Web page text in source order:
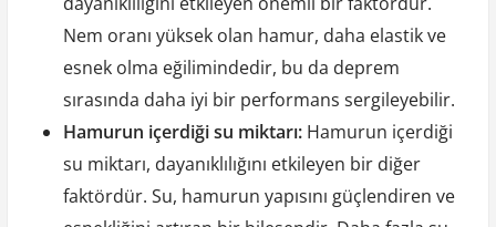
Nem oranı yüksek olan hamur, daha elastik ve
esnek olma eğilimindedir, bu da deprem
sırasında daha iyi bir performans sergileyebilir.
Hamurun içerdiği su miktarı:Hamurun içerdiği
su miktarı, dayanıklılığını etkileyen bir diğer
faktördür. Su, hamurun yapısını güçlendiren ve